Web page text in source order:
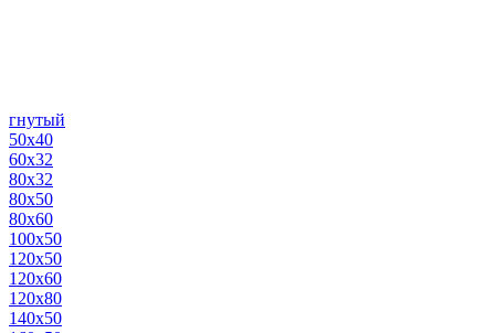
гнутый
50х40
60х32
80х32
80х50
80х60
100х50
120х50
120х60
120х80
140х50